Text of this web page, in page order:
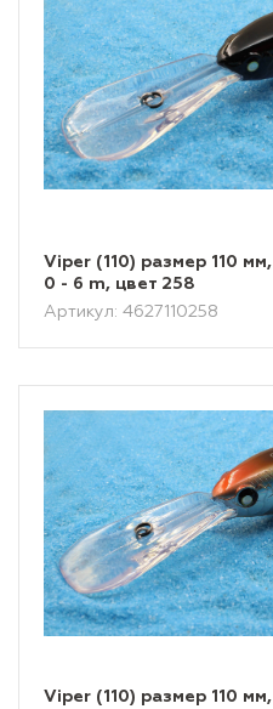
Viper (110) размер 110
0 - 6 m, цвет 258
Артикул: 4627110258
Viper (110) размер 110